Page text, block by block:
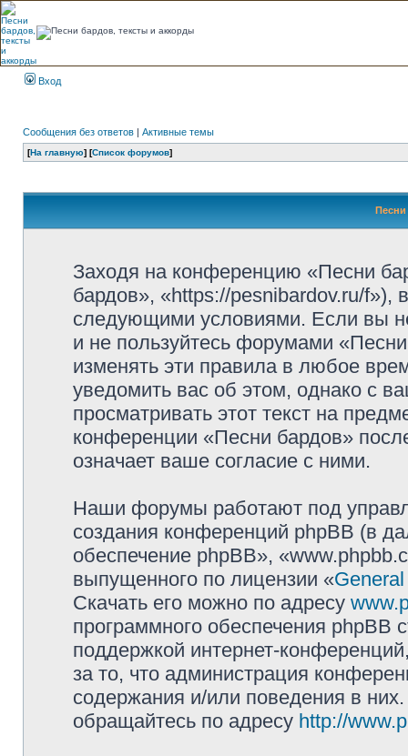
Вход
Сообщения без ответов | Активные темы
[На главную] [Список форумов]
Песни
Заходя на конференцию «Песни
бардов», «https://pesnibardov.ru/f»),
следующими условиями. Если вы
и не пользуйтесь форумами
изменять эти правила в любое
уведомить вас об этом, однако с
просматривать этот текст на
конференции «Песни бардов»
означает ваше согласие с ними.
Наши форумы работают под
создания конференций phpBB (в
обеспечение phpBB»,
выпущенного по лицензии «
Скачать его можно по адресу
программного обеспечения phpBB
поддержкой интернет-
за то, что администрация
содержания и/или поведения в
обращайтесь по адресу http://